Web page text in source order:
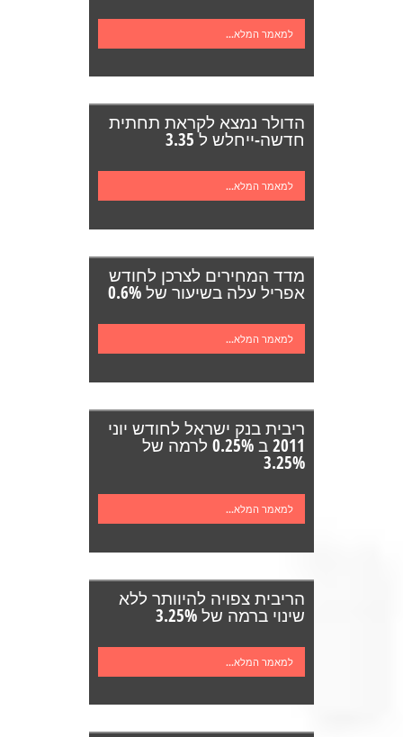
למאמר המלא...
הדולר נמצא לקראת תחתית
חדשה-ייחלש ל 3.35
למאמר המלא...
מדד המחירים לצרכן לחודש
אפריל עלה בשיעור של 0.6%
למאמר המלא...
ריבית בנק ישראל לחודש יוני
2011 ב 0.25% לרמה של
3.25%
למאמר המלא...
הריבית צפויה להיוותר ללא
שינוי ברמה של 3.25%
למאמר המלא...